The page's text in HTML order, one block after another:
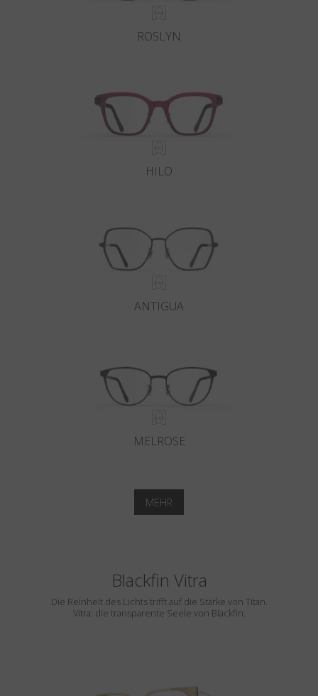
ROSLYN
HILO
ANTIGUA
MELROSE
MEHR
Blackfin Vitra
Die Reinheit des Lichts trifft auf die Stärke von Titan.
Vitra: die transparente Seele von Blackfin.